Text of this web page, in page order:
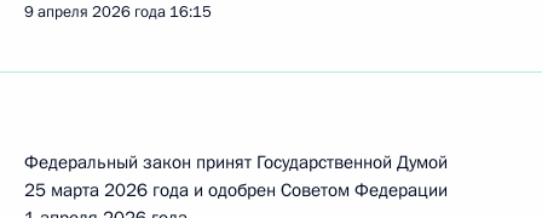
9 апреля 2026 года 16:15
Федеральный закон принят Государственной Думой
25 марта 2026 года и одобрен Советом Федерации